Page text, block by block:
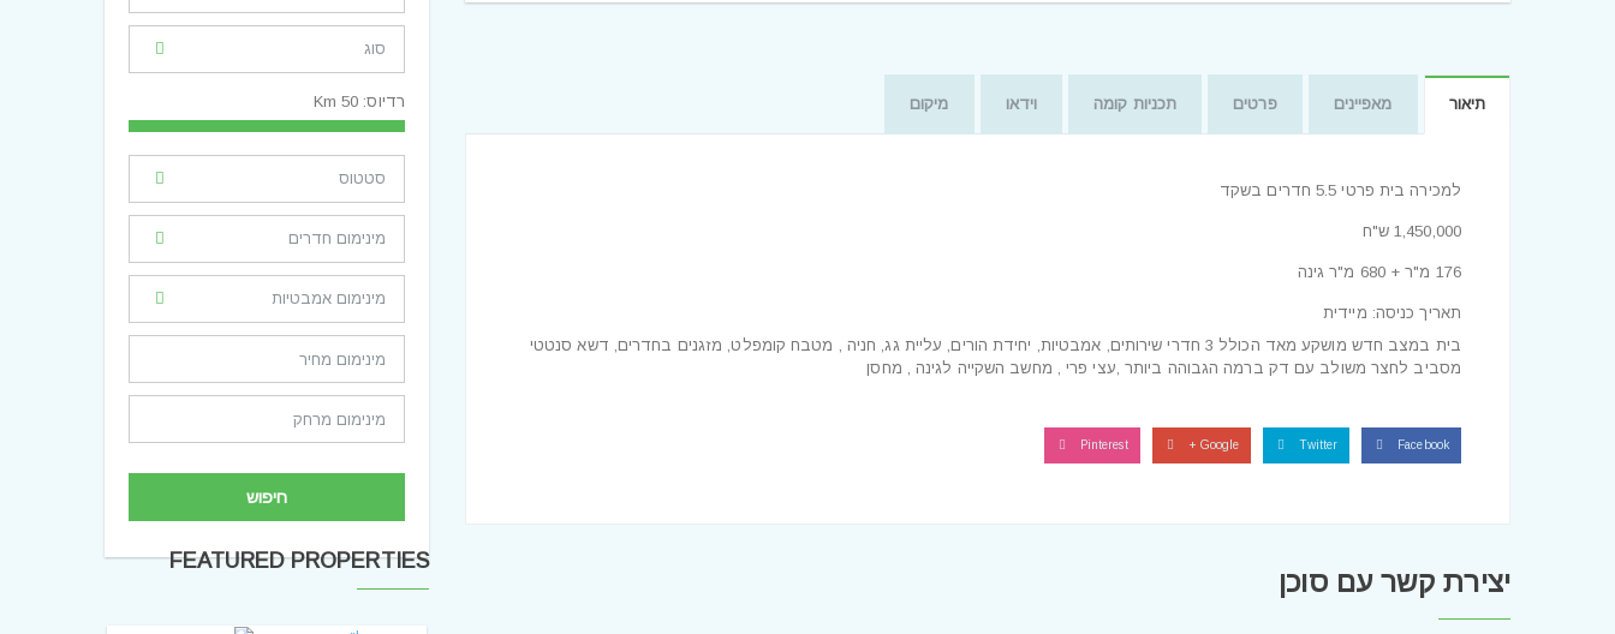
תיאור מאפיינים פרטים תכניות קומה וידאו מיקום
למכירה בית פרטי 5.5 חדרים בשקד
1,450,000 ש"ח
176 מ"ר + 680 מ"ר גינה
תאריך כניסה: מיידית
בית במצב חדש מושקע מאד הכולל 3 חדרי שירותים, אמבטיות, יחידת הורים, עליית גג, חניה , מטבח קומפלט, מזגנים בחדרים, דשא סנטטי
מסביב לחצר משולב עם דק ברמה הגבוהה ביותר ,עצי פרי , מחשב השקייה לגינה , מחסן
Facebook
Twitter
Google +
Pinterest
יצירת קשר עם סוכן
רדיוס: 50
Km
חיפוש
FEATURED PROPERTIES